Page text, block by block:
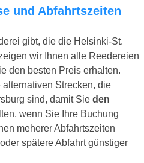
gibt, die die Helsinki-St.
wir Ihnen alle Reedereien
den besten Preis erhalten.
Strecken, die
sind, damit Sie den
wenn Sie Ihre Buchung
meherer Abfahrtszeiten
spätere Abfahrt günstiger